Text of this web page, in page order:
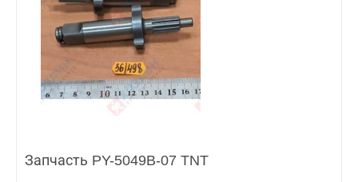
Запчасть PY-5049B-07 TNT